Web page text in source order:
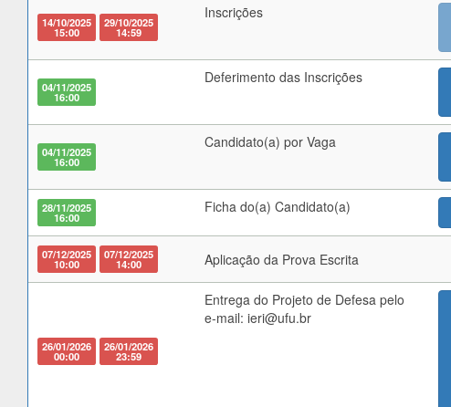
14/10/2025
15:00
29/10/2025
14:59
Inscrições
04/11/2025
16:00
Deferimento das Inscrições
04/11/2025
16:00
Candidato(a) por Vaga
28/11/2025
16:00
Ficha do(a) Candidato(a)
07/12/2025
10:00
07/12/2025
14:00 Aplicação da Prova Escrita
26/01/2026
00:00
26/01/2026
23:59
Entrega do Projeto de Defesa pelo
e-mail: ieri@ufu.br